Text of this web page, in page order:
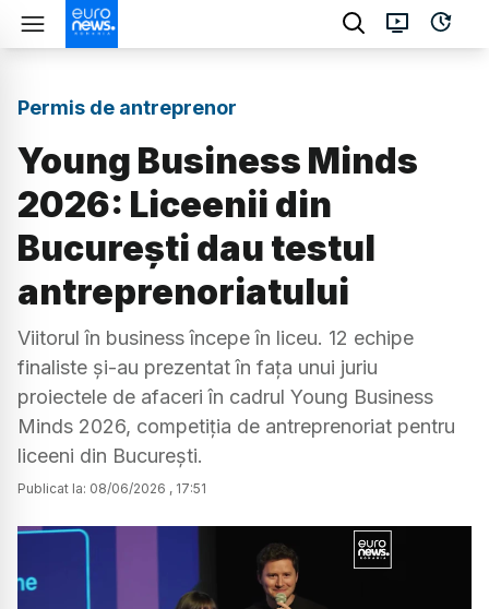
Permis de antreprenor
Young Business Minds
2026: Liceenii din
București dau testul
antreprenoriatului
Viitorul în business începe în liceu. 12 echipe
finaliste și-au prezentat în fața unui juriu
proiectele de afaceri în cadrul Young Business
Minds 2026, competiția de antreprenoriat pentru
liceeni din București.
Publicat la: 08/06/2026 , 17:51